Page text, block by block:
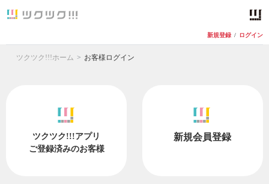
新規登録 / ログイン
ツクツク!!!ホーム お客様ログイン
ツクツク!!!アプリ
ご登録済みのお客様
新規会員登録